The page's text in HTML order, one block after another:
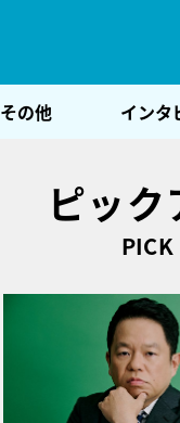
その他 インタ
ピッ
PICK